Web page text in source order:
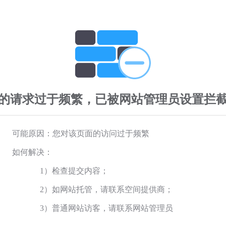
请求过于频繁，已被网站管理员设置拦
可能原因：您对该页面的访问过于频繁
如何解决：
1）检查提交内容；
2）如网站托管，请联系空间提供商；
3）普通网站访客，请联系网站管理员